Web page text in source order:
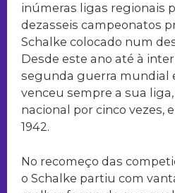
inúmeras ligas regionais
dezasseis campeonatos
Schalke colocado num
Desde este ano até à
segunda guerra mundial
venceu sempre a sua
nacional por cinco vezes,
1942.
No recomeço das
o Schalke partiu com